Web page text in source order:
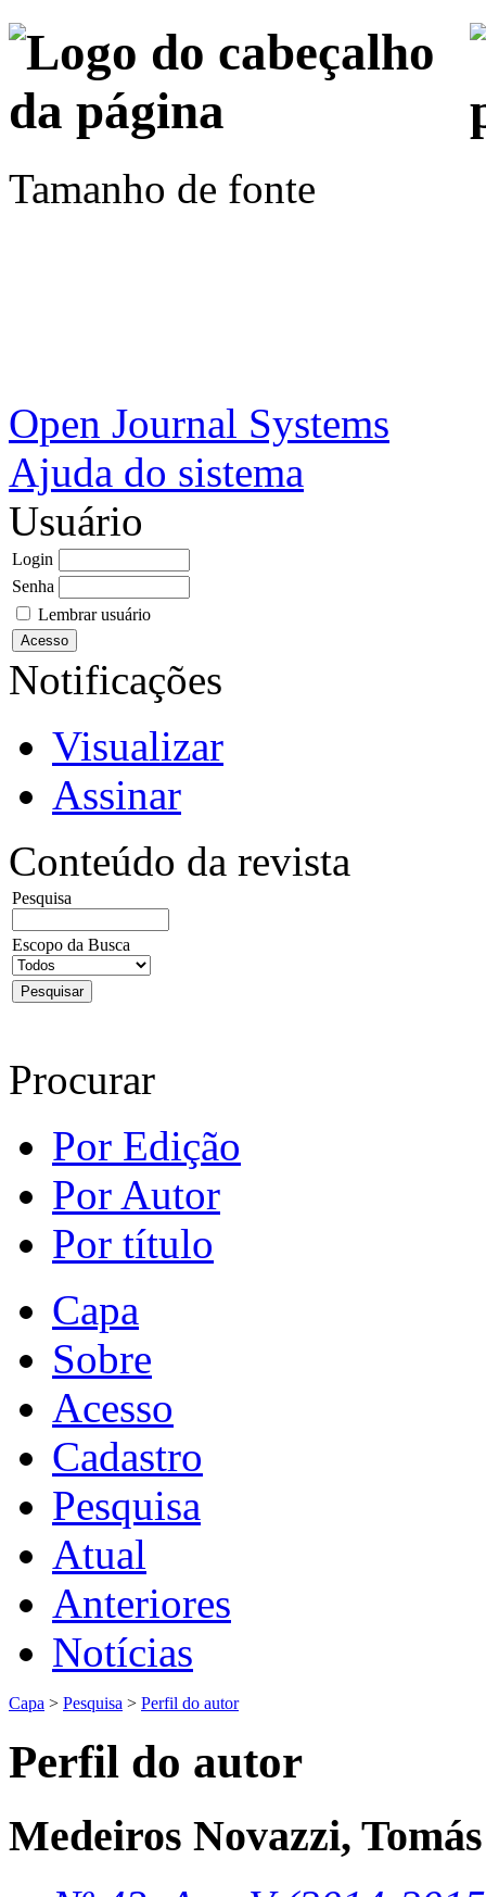
Tamanho de fonte
Open Journal Systems
Ajuda do sistema
Usuário
Login
Senha
Lembrar usuário
Notificações
Visualizar
Assinar
Conteúdo da revista
Pesquisa
Escopo da Busca
Procurar
Por Edição
Por Autor
Por título
Capa
Sobre
Acesso
Cadastro
Pesquisa
Atual
Anteriores
Notícias
Capa > Pesquisa > Perfil do autor
Perfil do autor
Medeiros Novazzi, Tomás